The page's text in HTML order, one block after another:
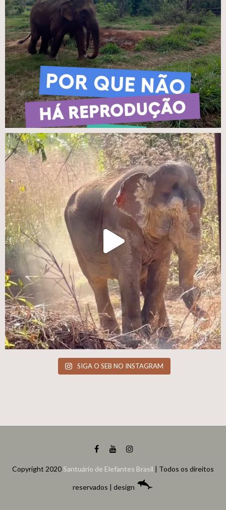
SIGA O SEB NO INSTAGRAM
Copyright 2020Santuário de Elefantes Brasil | Todos os direitos
reservados | design